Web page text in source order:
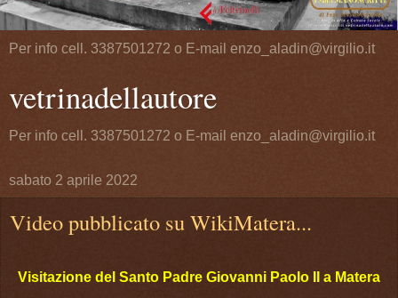
Per info cell. 3387501272 o E-mail enzo_aladin@virgilio.it
vetrinadellautore
Per info cell. 3387501272 o E-mail enzo_aladin@virgilio.it
sabato 2 aprile 2022
Video pubblicato su WikiMatera...
Visitazione del Santo Padre Giovanni Paolo II a Matera